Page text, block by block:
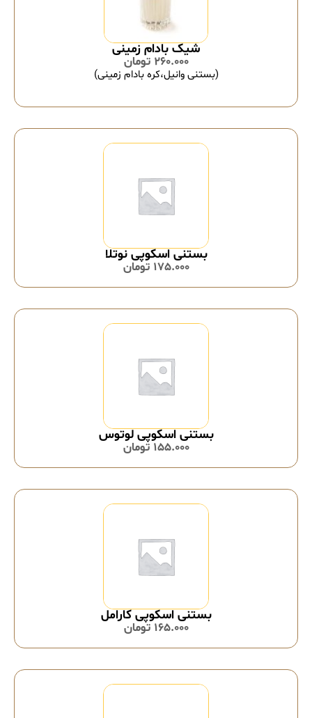
شیک بادام زمینی
260.000 تومان
(بستنی وانیل،کره بادام زمینی)
بستنی اسکوپی نوتلا
175.000 تومان
بستنی اسکوپی لوتوس
155.000 تومان
بستنی اسکوپی کارامل
165.000 تومان